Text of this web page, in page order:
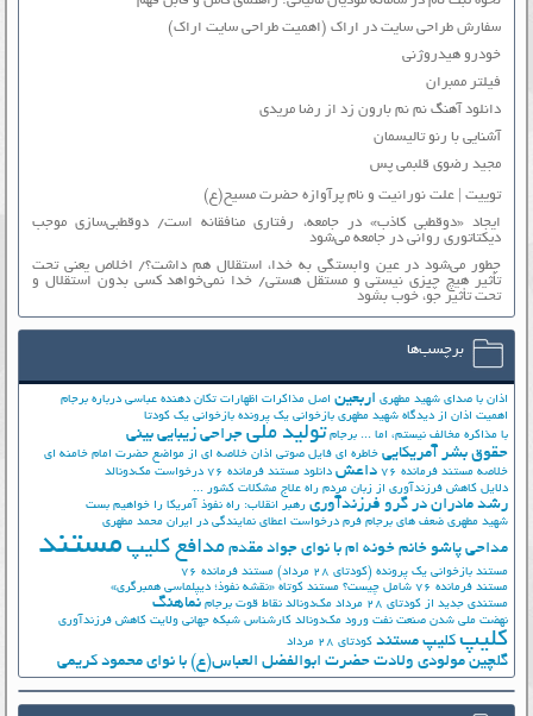
سفارش طراحی سایت در اراک (اهمیت طراحی سایت اراک)
خودرو هیدروژنی
فیلتر ممبران
دانلود آهنگ نم نم بارون زد از رضا مریدی
آشنایی با رنو تالیسمان
مجید رضوی قلبمی پس
توییت | علت نورانیت و نام پرآوازه حضرت مسیح(ع)
ایجاد «دوقطبی کاذب» در جامعه، رفتاری منافقانه است/ دوقطبی‌سازی موجب
دیکتاتوری روانی در جامعه می‌شود
چطور می‌شود در عین وابستگی به خدا، استقلال هم داشت؟/ اخلاص یعنی تحت
تأثیر هیچ چیزی نیستی و مستقل هستی/ خدا نمی‌خواهد کسی بدون استقلال و
تحت تأثیر جوّ، خوب بشود
برچسب‌ها
اذان با صدای شهید مطهری اربعین اصل مذاکرات اظهارات تکان دهنده عباسی درباره برجام
اهمیت اذان از دیدگاه شهید مطهری بازخوانی یک پرونده بازخوانی یک کودتا
با مذاکره مخالف نیستم، اما ... برجام تولید ملی جراحی زیبایی بینی
حقوق بشر آمریکایی خاطره ای فایل صوتی اذان خلاصه ای از مواضع حضرت امام خامنه ای
خلاصه مستند فرمانده 76
داعش دانلود مستند فرمانده 76
درخواست مک‌دونالد
دلایل کاهش فرزندآوری از زبان مردم راه علاج مشکلات کشور ...
رشد مادران در گرو فرزندآوری رهبر انقلاب: راه نفوذ آمریکا را خواهیم بست
شهید مطهری ضعف های برجام فرم درخواست اعطای نمایندگی در ایران محمد مطهری
مداحی پاشو خانم خونه ام با نوای جواد مقدم مدافع کلیپ مستند
مستند بازخوانی یک پرونده (کودتای 28 مرداد)
مستند فرمانده 76
مستند فرمانده 76 شامل چیست؟
مستند کوتاه «نقشه نفوذ؛ دیپلماسی همبرگری»
مستندی جدید از کودتای 28 مرداد
مک‌دونالد نقاط قوت برجام نماهنگ
نهضت ملي شدن صنعت نفت ورود مک‌دونالد کارشناس شبکه جهانی ولایت کاهش فرزندآوری
کلیپ کلیپ مستند کودتای 28 مرداد
گلچین مولودی ولادت حضرت ابوالفضل العباس(ع) با نوای محمود کریمی